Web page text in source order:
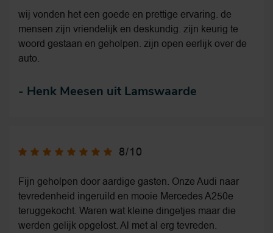
wij vonden het een goede en prettige ervaring. de
mensen zijn vriendelijk en deskundig. zijn keurig te
woord gestaan en geholpen. zijn open eerlijk over de
auto.
- Henk Meesen uit Lamswaarde
8/10
Fijn geholpen door aardige gasten. Onze Audi naar
tevredenheid ingeruild en mooie Mercedes A250e
teruggekocht. Waren wat kleine dingetjes maar die
werden gelijk opgelost. Al met al erg tevreden.